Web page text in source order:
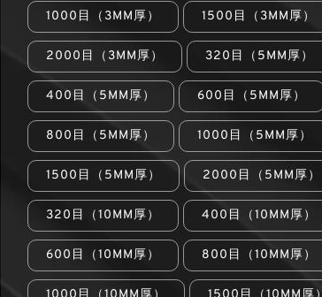
1000目（3MM厚） 1500目（3MM厚）
2000目（3MM厚） 320目（5MM厚）
400目（5MM厚） 600目（5MM厚）
800目（5MM厚） 1000目（5MM厚）
1500目（5MM厚） 2000目（5MM厚）
320目（10MM厚） 400目（10MM厚）
600目（10MM厚） 800目（10MM厚）